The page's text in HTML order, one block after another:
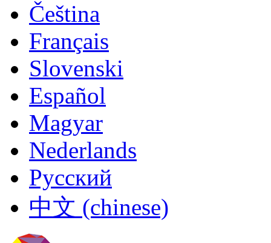
Čeština
Français
Slovenski
Español
Magyar
Nederlands
Русский
中文 (chinese)